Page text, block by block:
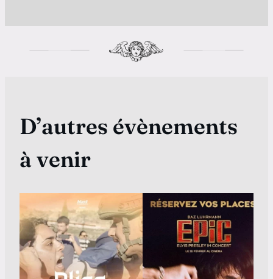
D’autres évènements
à venir